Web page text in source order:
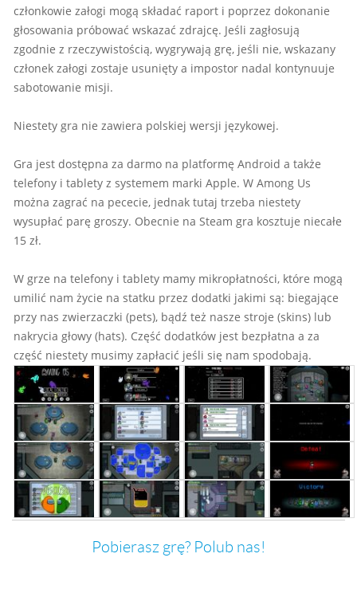
członkowie załogi mogą składać raport i poprzez dokonanie
głosowania próbować wskazać zdrajcę. Jeśli zagłosują
zgodnie z rzeczywistością, wygrywają grę, jeśli nie, wskazany
członek załogi zostaje usunięty a impostor nadal kontynuuje
sabotowanie misji.
Niestety gra nie zawiera polskiej wersji językowej.
Gra jest dostępna za darmo na platformę Android a także
telefony i tablety z systemem marki Apple. W Among Us
można zagrać na pececie, jednak tutaj trzeba niestety
wysupłać parę groszy. Obecnie na Steam gra kosztuje niecałe
15 zł.
W grze na telefony i tablety mamy mikropłatności, które mogą
umilić nam życie na statku przez dodatki jakimi są: biegające
przy nas zwierzaczki (pets), bądź też nasze stroje (skins) lub
nakrycia głowy (hats). Część dodatków jest bezpłatna a za
część niestety musimy zapłacić jeśli się nam spodobają.
Pobierasz grę? Polub nas!